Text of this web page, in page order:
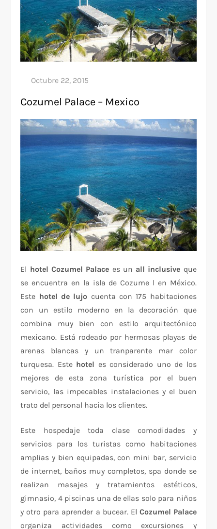
Cozumel Palace – Mexico
El hotel Cozumel Palace es un all inclusive que
se encuentra en la isla de Cozume l en México.
Este hotel de lujo cuenta con 175 habitaciones
con un estilo moderno en la decoración que
combina muy bien con estilo arquitectónico
mexicano. Está rodeado por hermosas playas de
arenas blancas y un tranparente mar color
turquesa. Este hotel es considerado uno de los
mejores de esta zona turística por el buen
servicio, las impecables instalaciones y el buen
trato del personal hacia los clientes.
Este hospedaje toda clase comodidades y
servicios para los turistas como habitaciones
amplias y bien equipadas, con mini bar, servicio
de internet, baños muy completos, spa donde se
realizan masajes y tratamientos estéticos,
gimnasio, 4 piscinas una de ellas solo para niños
y otro para aprender a bucear. El Cozumel Palace
organiza actividades como excursiones y